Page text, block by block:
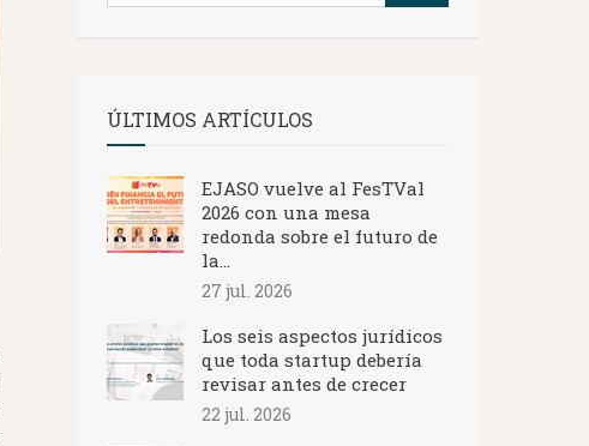
ÚLTIMOS ARTÍCULOS
EJASO vuelve al FesTVal
2026 con una mesa
redonda sobre el futuro de
la...
27 jul. 2026
Los seis aspectos jurídicos
que toda startup debería
revisar antes de crecer
22 jul. 2026